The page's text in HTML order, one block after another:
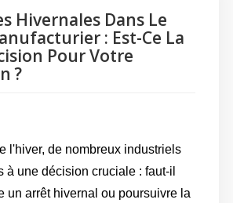
Hivernales Dans Le
: Est-Ce La
Pour Votre
?
l'hiver, de nombreux industriels
à une décision cruciale : faut-il
un arrêt hivernal ou poursuivre la